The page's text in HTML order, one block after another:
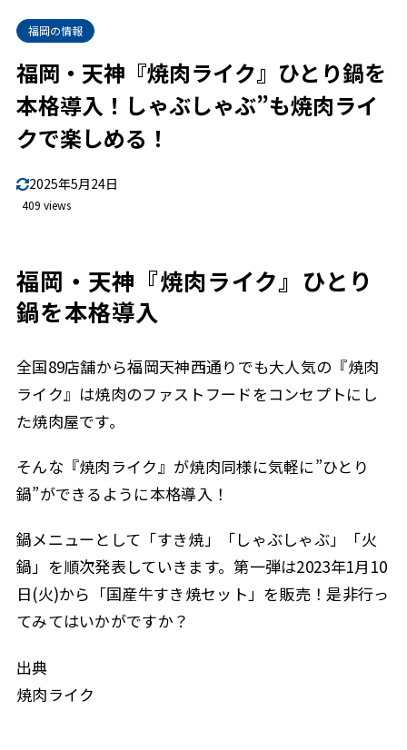
福岡の情報
福岡・天神『焼肉ライク』ひとり鍋を
本格導入！しゃぶしゃぶ”も焼肉ライ
クで楽しめる！
2025年5月24日
409 views
福岡・天神『焼肉ライク』ひとり
鍋を本格導入
全国89店舗から福岡天神西通りでも大人気の『焼肉
ライク』は焼肉のファストフードをコンセプトにし
た焼肉屋です。
そんな『焼肉ライク』が焼肉同様に気軽に”ひとり
鍋”ができるように本格導入！
鍋メニューとして「すき焼」「しゃぶしゃぶ」「火
鍋」を順次発表していきます。第一弾は2023年1月10
日(火)から「国産牛すき焼セット」を販売！是非行っ
てみてはいかがですか？
出典
焼肉ライク